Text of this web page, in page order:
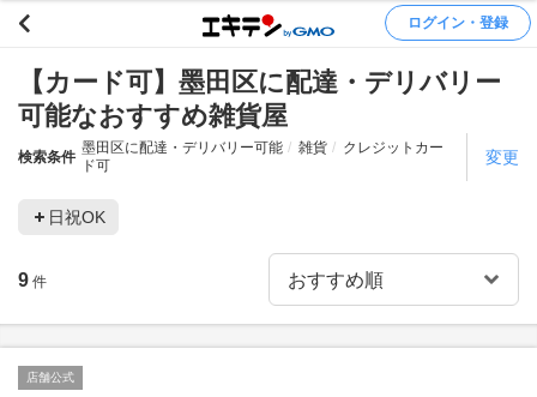
ログイン・登録
【カード可】墨田区に配達・デリバリー
可能なおすすめ雑貨屋
検索条件
墨田区に配達・デリバリー可能 雑貨
クレジットカー
ド可
変更
日祝OK
9 件
店舗公式